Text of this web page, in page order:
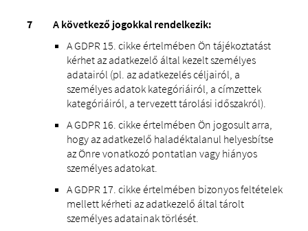
A következő jogokkal rendelkezik:
A GDPR 15. cikke értelmében Ön tájékoztatást
kérhet az adatkezelő által kezelt személyes
adatairól (pl. az adatkezelés céljairól, a
személyes adatok kategóriáiról, a címzettek
kategóriáiról, a tervezett tárolási időszakról).
A GDPR 16. cikke értelmében Ön jogosult arra,
hogy az adatkezelő haladéktalanul helyesbítse
az Önre vonatkozó pontatlan vagy hiányos
személyes adatokat.
A GDPR 17. cikke értelmében bizonyos feltételek
mellett kérheti az adatkezelő által tárolt
személyes adatainak törlését.